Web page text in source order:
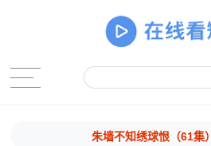
朱墙不知绣球恨（61集）